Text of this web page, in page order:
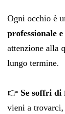
Ogni occhio è
professionale
attenzione alla
lungo termine.
👉 Se soffri di
vieni a